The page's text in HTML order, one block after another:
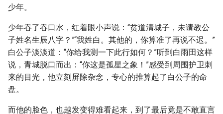
少年。
少年吞了吞口水，红着眼小声说：“贫道清城子，未请教公
子姓名生辰八字？”“我姓白。其他的，你算准了再说不迟。”
白公子淡淡道：“你给我测一下此行如何？”听到白雨田这样
说，青城脱口而出：“你这是孤星之象！”感受到周围护卫刺
来的目光，他立刻屏除杂念，专心的推算起了白公子的命
盘。
而他的脸色，也越发变得难看起来，到了最后竟是不敢直言